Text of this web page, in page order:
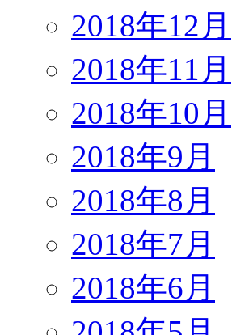
2018年12月
2018年11月
2018年10月
2018年9月
2018年8月
2018年7月
2018年6月